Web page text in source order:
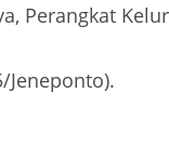
Perangkat
Jeneponto).